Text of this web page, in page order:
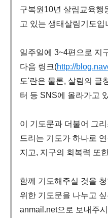
구복원10년 살림교육행
고 있는 생태살림기도입
일주일에 3~4편으로 지
다음 링크(http://
도'란은 물론, 살림의 글
터 등 SNS에 올라가고
이 기도문과 더불어 그
드리는 기도가 하나로
지고, 지구의 회복력 또
함께 기도해주실 것을
위한 기도문을 나누고
anmail.net으로 보내주